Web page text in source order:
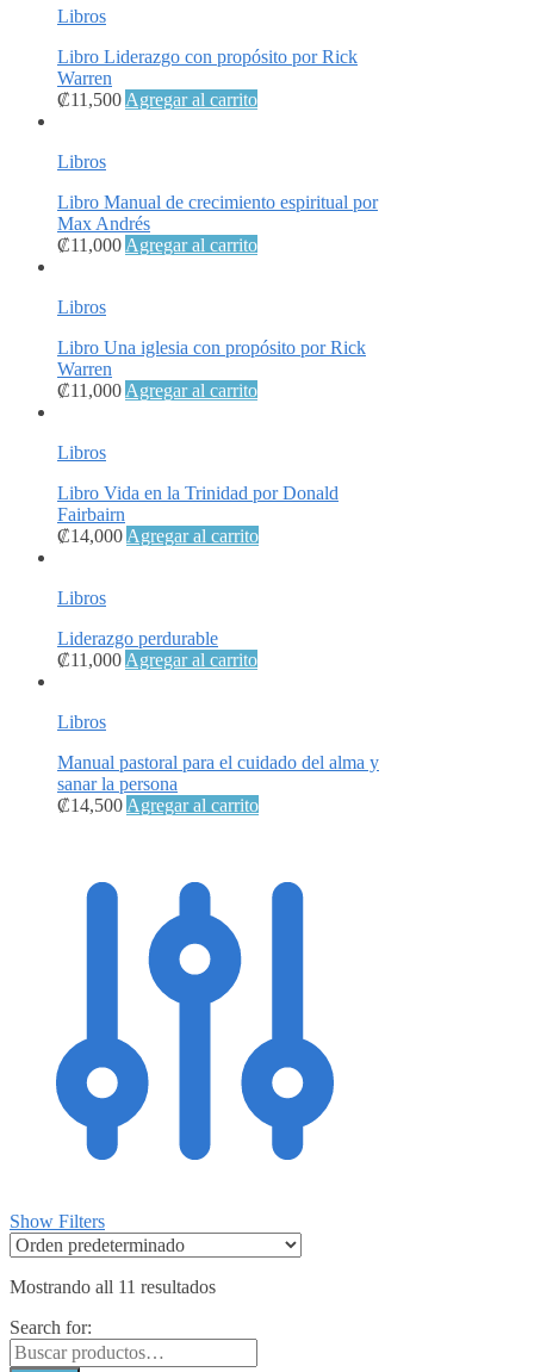
Libros
Libro Liderazgo con propósito por Rick
Warren
₡11,500 Agregar al carrito
Libros
Libro Manual de crecimiento espiritual por
Max Andrés
₡11,000 Agregar al carrito
Libros
Libro Una iglesia con propósito por Rick
Warren
₡11,000 Agregar al carrito
Libros
Libro Vida en la Trinidad por Donald
Fairbairn
₡14,000 Agregar al carrito
Libros
Liderazgo perdurable
₡11,000 Agregar al carrito
Libros
Manual pastoral para el cuidado del alma y
sanar la persona
₡14,500 Agregar al carrito
Show Filters
Mostrando all 11 resultados
Search for: